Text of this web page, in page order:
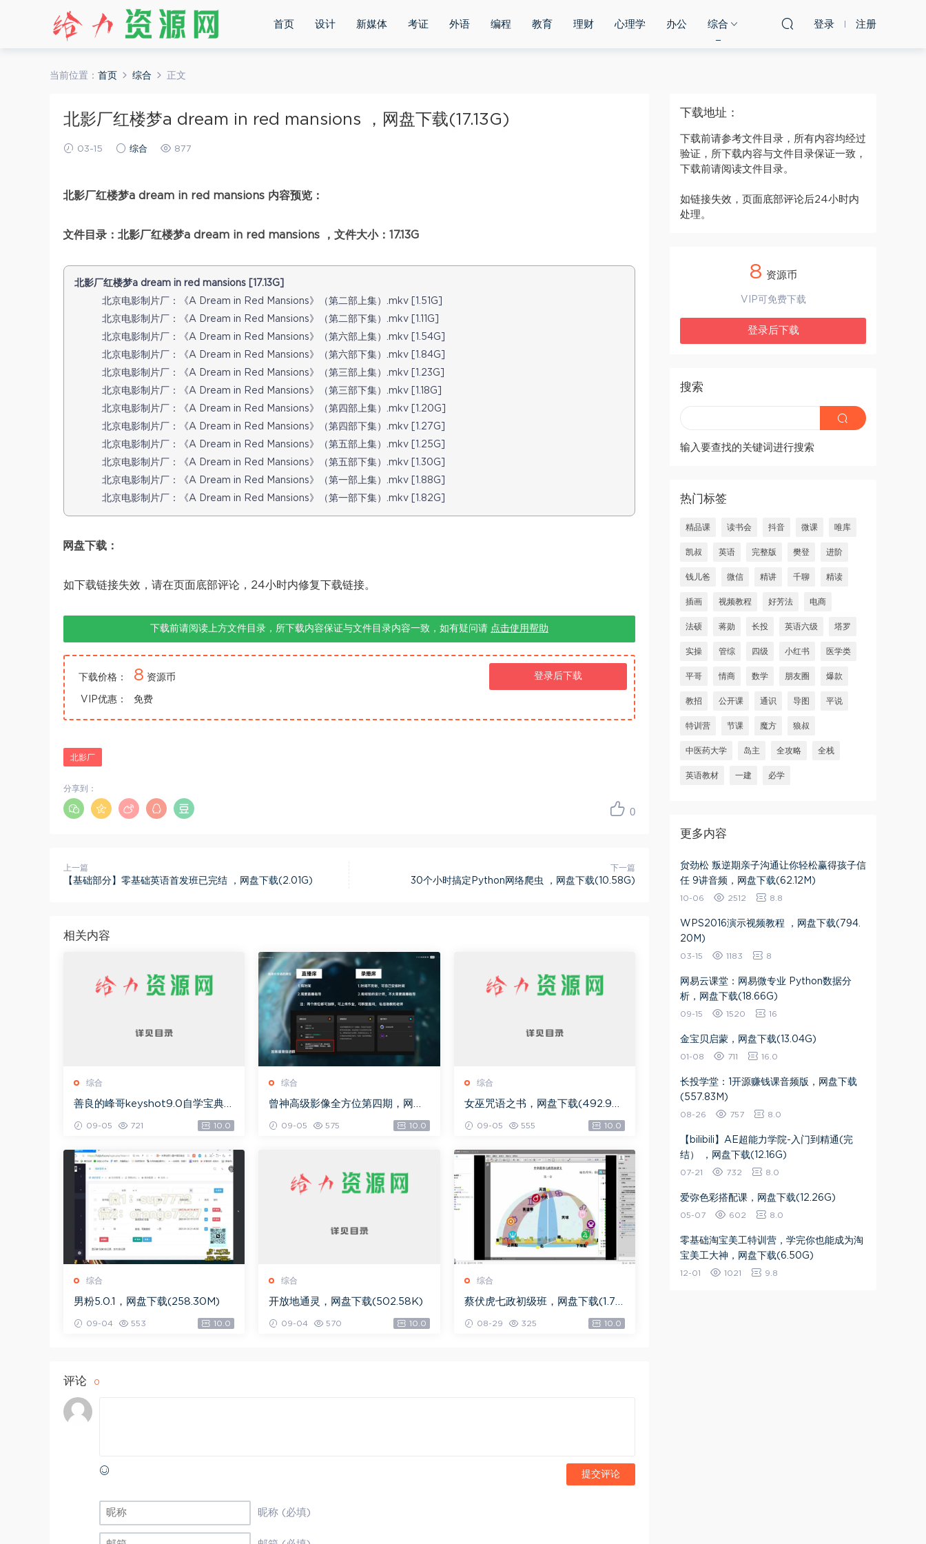
首页 设计 新媒体 考证 外语 编程 教育 理财 心理学 办公 综合 登录 注册
当前位置： 首页 综合 正文
北影厂红楼梦a dream in red mansions ，网盘下载(17.13G)
03-15 综合 877
北影厂红楼梦a dream in red mansions 内容预览：
文件目录：北影厂红楼梦a dream in red mansions ，文件大小：17.13G
北影厂红楼梦a dream in red mansions [17.13G]
北京电影制片厂：《A Dream in Red Mansions》（第二部上集）.mkv [1.51G]
北京电影制片厂：《A Dream in Red Mansions》（第二部下集）.mkv [1.11G]
北京电影制片厂：《A Dream in Red Mansions》（第六部上集）.mkv [1.54G]
北京电影制片厂：《A Dream in Red Mansions》（第六部下集）.mkv [1.84G]
北京电影制片厂：《A Dream in Red Mansions》（第三部上集）.mkv [1.23G]
北京电影制片厂：《A Dream in Red Mansions》（第三部下集）.mkv [1.18G]
北京电影制片厂：《A Dream in Red Mansions》（第四部上集）.mkv [1.20G]
北京电影制片厂：《A Dream in Red Mansions》（第四部下集）.mkv [1.27G]
北京电影制片厂：《A Dream in Red Mansions》（第五部上集）.mkv [1.25G]
北京电影制片厂：《A Dream in Red Mansions》（第五部下集）.mkv [1.30G]
北京电影制片厂：《A Dream in Red Mansions》（第一部上集）.mkv [1.88G]
北京电影制片厂：《A Dream in Red Mansions》（第一部下集）.mkv [1.82G]
网盘下载：
如下载链接失效，请在页面底部评论，24小时内修复下载链接。
下载前请阅读上方文件目录，所下载内容保证与文件目录内容一致，如有疑问请 点击使用帮助
下载价格： 8 资源币
VIP优惠： 免费
登录后下载
北影厂
0
分享到：
上一篇
【基础部分】零基础英语首发班已完结 ，网盘下载(2.01G)
下一篇
30个小时搞定Python网络爬虫 ，网盘下载(10.58G)
相关内容
综合
善良的峰哥keyshot9.0自学宝典，
09-05 721 10.0
综合
曾神高级影像全方位第四期，网盘
09-05 575 10.0
综合
女巫咒语之书，网盘下载(492.99
09-05 555 10.0
综合
男粉5.0.1，网盘下载(258.30M)
09-04 553 10.0
综合
开放地通灵，网盘下载(502.58K)
09-04 570 10.0
综合
蔡伏虎七政初级班，网盘下载(1.79
08-29 325 10.0
评论 0
提交评论
昵称 (必填)
下载地址：
下载前请参考文件目录，所有内容均经过
验证，所下载内容与文件目录保证一致，
下载前请阅读文件目录。
如链接失效，页面底部评论后24小时内
处理。
8 资源币
VIP可免费下载
登录后下载
搜索
输入要查找的关键词进行搜索
热门标签
精品课 读书会 抖音 微课 唯库
凯叔 英语 完整版 樊登 进阶
钱儿爸 微信 精讲 千聊 精读
插画 视频教程 好芳法 电商
法硕 蒋勋 长投 英语六级 塔罗
实操 管综 四级 小红书 医学类
平哥 情商 数学 朋友圈 爆款
教招 公开课 通识 导图 平说
特训营 节课 魔方 狼叔
中医药大学 岛主 全攻略 全栈
英语教材 一建 必学
更多内容
贠劲松 叛逆期亲子沟通让你轻松赢得孩子信
任 9讲音频​，网盘下载(62.12M)
10-06 2512 8.8
WPS2016演示视频教程 ，网盘下载(794.
20M)
03-15 1183 8
网易云课堂：网易微专业 Python数据分
析，网盘下载(18.66G)
09-15 1520 16
金宝贝启蒙，网盘下载(13.04G)
01-08 711 16.0
长投学堂：1开源赚钱课音频版，网盘下载
(557.83M)
08-26 757 8.0
【bilibili】AE超能力学院-入门到精通(完
结） ，网盘下载(12.16G)
07-21 732 8.0
爱弥色彩搭配课，网盘下载(12.26G)
05-07 602 8.0
零基础淘宝美工特训营，学完你也能成为淘
宝美工大神，网盘下载(6.50G)
12-01 1021 9.8